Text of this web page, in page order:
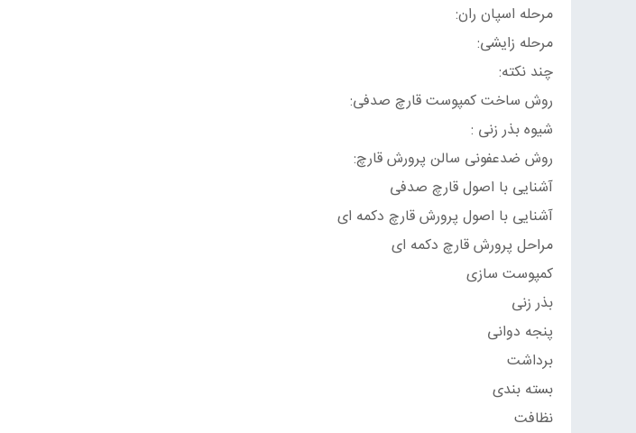
مرحله اسپان ران:
مرحله زایشی:
چند نکته:
روش ساخت کمپوست قارچ صدفی:
شیوه بذر زنی :
روش ضدعفونی سالن پرورش قارچ:
آشنایی با اصول قارچ صدفی
آشنایی با اصول پرورش قارچ دکمه ای
مراحل پرورش قارچ دکمه ای
کمپوست سازی
بذر زنی
پنجه دوانی
برداشت
بسته بندی
نظافت